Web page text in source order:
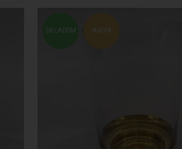
AKCIA
SKLADOM